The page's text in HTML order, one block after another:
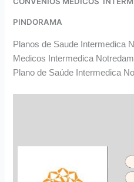
PINDORAMA
Planos de Saude Intermedica
Medicos Intermedica
Plano de Saúde Intermedica